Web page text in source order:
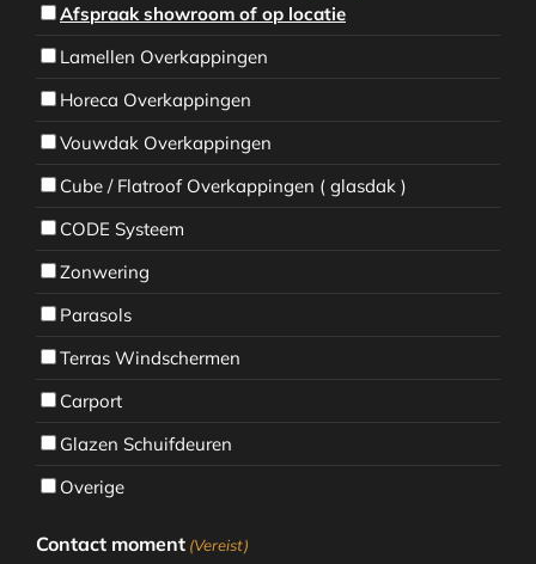
Afspraak showroom of op locatie
Lamellen Overkappingen
Horeca Overkappingen
Vouwdak Overkappingen
Cube / Flatroof Overkappingen ( glasdak )
CODE Systeem
Zonwering
Parasols
Terras Windschermen
Carport
Glazen Schuifdeuren
Overige
Contact moment (Vereist)